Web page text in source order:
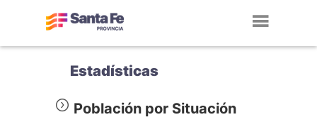
Estadísticas
Población por Situación